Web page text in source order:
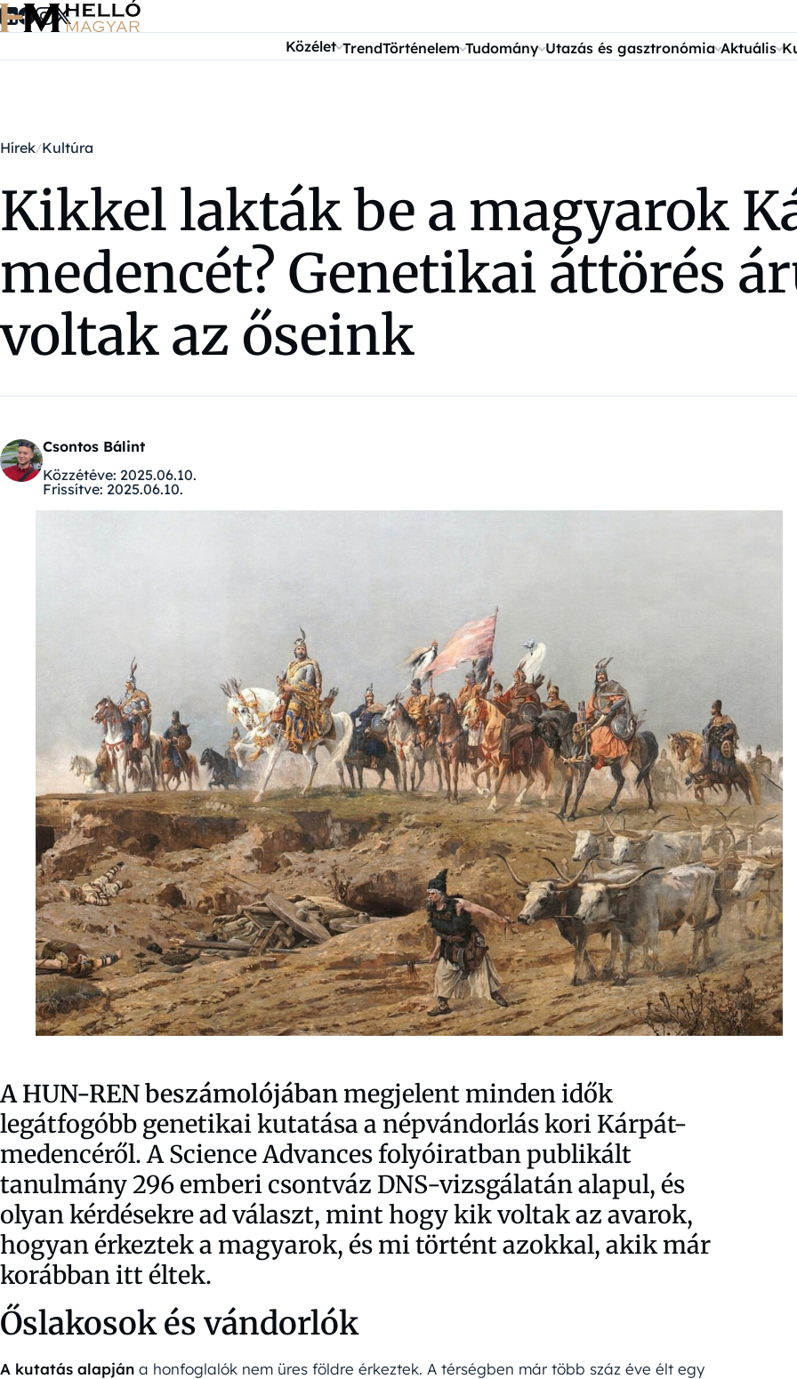
Ugrás a tartalomra
Közélet TrendTörténelem Tudomány Utazás és gasztronómia Aktuális
Hírek Kultúra
Kikkel lakták be a magyarok
medencét? Genetikai áttörés
voltak az őseink
Csontos Bálint
Közzétéve: 2025.06.10.
Frissítve: 2025.06.10.
A HUN-REN beszámolójábanmegjelent minden idők
legátfogóbb genetikai kutatása a népvándorlás kori Kárpát-
medencéről. A Science Advances folyóiratban publikált
tanulmány 296 emberi csontváz DNS-vizsgálatán alapul, és
olyan kérdésekre ad választ, mint hogy kik voltak az avarok,
hogyan érkeztek a magyarok, és mi történt azokkal, akik már
korábban itt éltek.
Őslakosok és vándorlók
A kutatás alapján a honfoglalók nem üres földre érkeztek. A térségben már több száz éve élt egy